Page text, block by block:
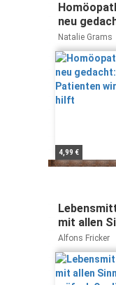
neu
Was
wirklich
Natalie Grams
4,99 €
mit allen
prüfen!:
Sensorik
Alfons Fricker